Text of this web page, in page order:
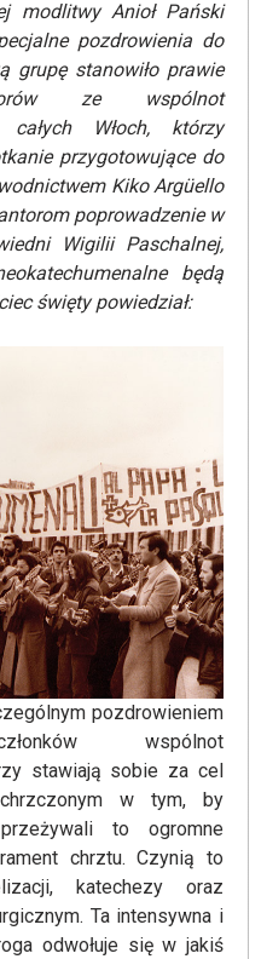
modlitwy Anioł Pański
pozdrowienia do
grupę stanowiło prawie
ze wspólnot
całych Włoch, którzy
przygotowujące do
Kiko Argüello
poprowadzenie w
Wigilii Paschalnej,
będą
święty powiedział:
pozdrowieniem
wspólnot
stawiają sobie za cel
w tym, by
to ogromne
chrztu. Czynią to
katechezy oraz
Ta intensywna i
odwołuje się w jakiś